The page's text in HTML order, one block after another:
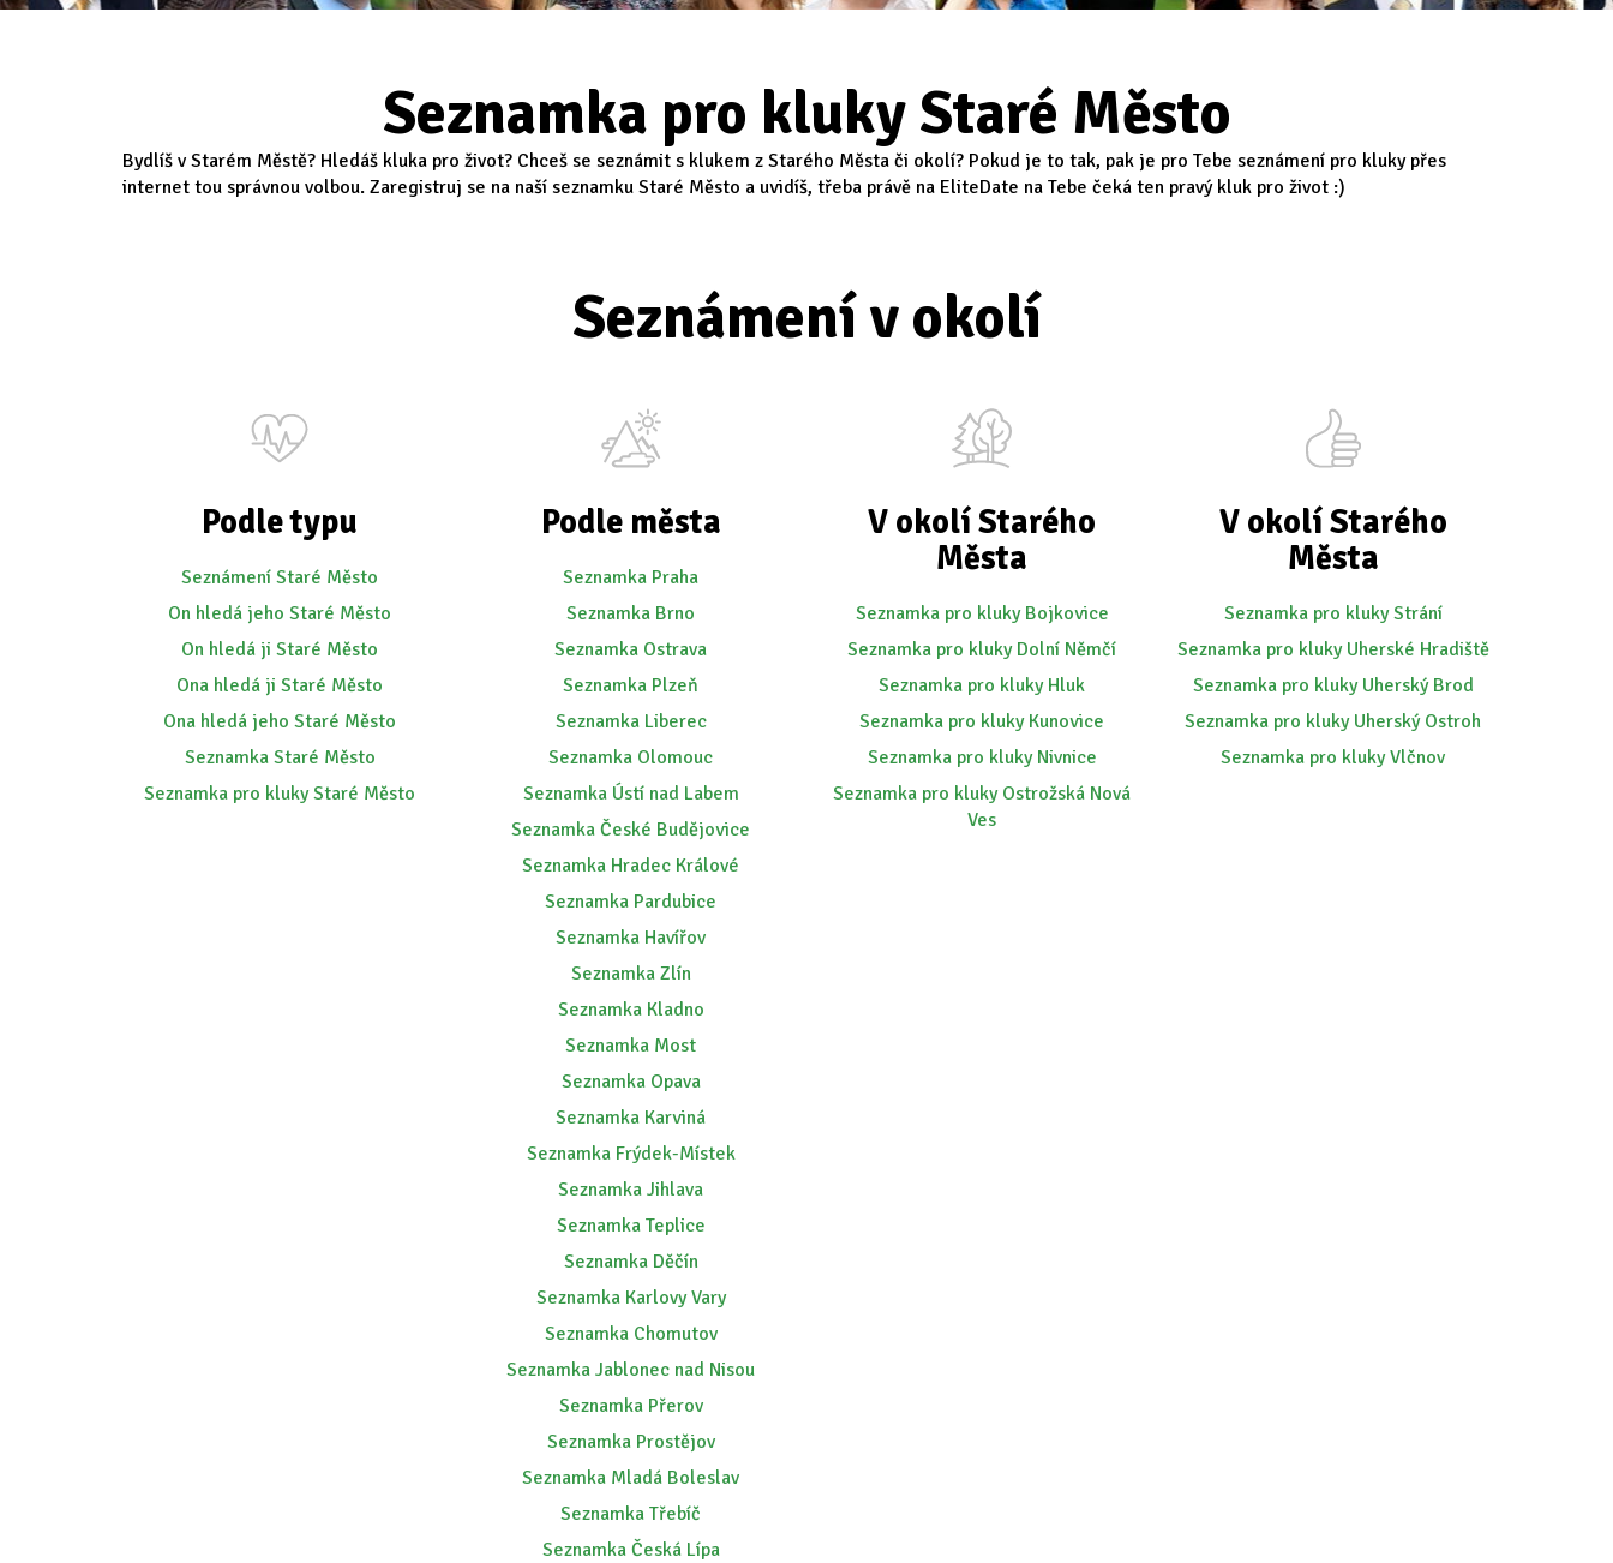
Seznamka pro kluky Staré Město
Bydlíš v Starém Městě? Hledáš kluka pro život? Chceš se seznámit s klukem z Starého Města či okolí? Pokud je to tak, pak je pro Tebe seznámení pro kluky přes
internet tou správnou volbou. Zaregistruj se na naší seznamku Staré Město a uvidíš, třeba právě na EliteDate na Tebe čeká ten pravý kluk pro život :)
Seznámení v okolí
Podle typu
Seznámení Staré Město
On hledá jeho Staré Město
On hledá ji Staré Město
Ona hledá ji Staré Město
Ona hledá jeho Staré Město
Seznamka Staré Město
Seznamka pro kluky Staré Město
Podle města
Seznamka Praha
Seznamka Brno
Seznamka Ostrava
Seznamka Plzeň
Seznamka Liberec
Seznamka Olomouc
Seznamka Ústí nad Labem
Seznamka České Budějovice
Seznamka Hradec Králové
Seznamka Pardubice
Seznamka Havířov
Seznamka Zlín
Seznamka Kladno
Seznamka Most
Seznamka Opava
Seznamka Karviná
Seznamka Frýdek-Místek
Seznamka Jihlava
Seznamka Teplice
Seznamka Děčín
Seznamka Karlovy Vary
Seznamka Chomutov
Seznamka Jablonec nad Nisou
Seznamka Přerov
Seznamka Prostějov
Seznamka Mladá Boleslav
Seznamka Třebíč
Seznamka Česká Lípa
V okolí Starého
Města
Seznamka pro kluky Bojkovice
Seznamka pro kluky Dolní Němčí
Seznamka pro kluky Hluk
Seznamka pro kluky Kunovice
Seznamka pro kluky Nivnice
Seznamka pro kluky Ostrožská Nová
Ves
V okolí Starého
Města
Seznamka pro kluky Strání
Seznamka pro kluky Uherské Hradiště
Seznamka pro kluky Uherský Brod
Seznamka pro kluky Uherský Ostroh
Seznamka pro kluky Vlčnov